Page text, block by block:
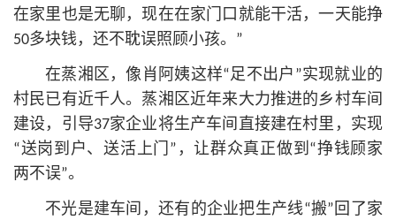
在家里也是无聊，现在在家门口就能干活，一天能挣
50多块钱，还不耽误照顾小孩。”
在蒸湘区，像肖阿姨这样“足不出户”实现就业的
村民已有近千人。蒸湘区近年来大力推进的乡村车间
建设，引导37家企业将生产车间直接建在村里，实现
“送岗到户、送活上门”，让群众真正做到“挣钱顾家
两不误”。
不光是建车间，还有的企业把生产线“搬”回了家